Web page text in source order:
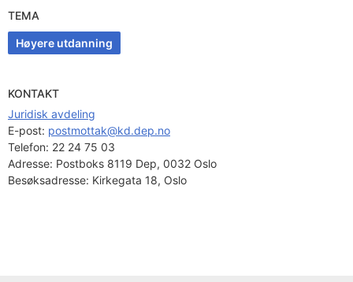
TEMA
Høyere utdanning
KONTAKT
Juridisk avdeling
E-post: postmottak@kd.dep.no
Telefon: 22 24 75 03
Adresse: Postboks 8119 Dep, 0032 Oslo
Besøksadresse: Kirkegata 18, Oslo